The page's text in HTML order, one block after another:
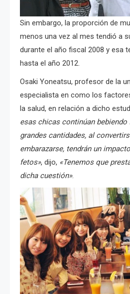
Sin embargo, la proporción de
menos una vez al mes tendió a
durante el año fiscal 2008 y esa
hasta el año 2012.
Osaki Yoneatsu, profesor de la
especialista en como los
la salud, en relación a dicho
esas chicas continúan bebiendo
grandes cantidades, al
embarazarse, tendrán un
fetos», dijo, «Tenemos que
dicha cuestión».